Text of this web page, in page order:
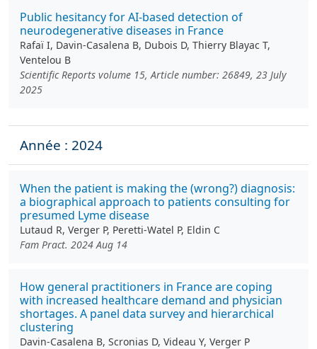
Public hesitancy for AI-based detection of
neurodegenerative diseases in France
Rafaï I, Davin-Casalena B, Dubois D, Thierry Blayac T,
Ventelou B
Scientific Reports volume 15, Article number: 26849, 23 July
2025
Année : 2024
When the patient is making the (wrong?) diagnosis:
a biographical approach to patients consulting for
presumed Lyme disease
Lutaud R, Verger P, Peretti-Watel P, Eldin C
Fam Pract. 2024 Aug 14
How general practitioners in France are coping
with increased healthcare demand and physician
shortages. A panel data survey and hierarchical
clustering
Davin-Casalena B, Scronias D, Videau Y, Verger P